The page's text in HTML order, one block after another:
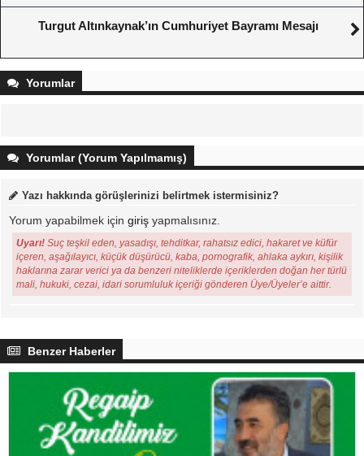
Turgut Altınkaynak’ın Cumhuriyet Bayramı Mesajı
Yorumlar
Yorumlar (Yorum Yapılmamış)
Yazı hakkında görüşlerinizi belirtmek istermisiniz?
Yorum yapabilmek için giriş yapmalısınız.
Uyarı! Suç teşkil eden, yasadışı, tehditkar, rahatsız edici, hakaret ve küfür
içeren, aşağılayıcı, küçük düşürücü, kaba, pornografik, ahlaka aykırı, kişilik
haklarına zarar verici ya da benzeri niteliklerde içeriklerden doğan her türlü
mali, hukuki, cezai, idari sorumluluk içeriği gönderen Üye/Üyeler’e aittir.
Benzer Haberler